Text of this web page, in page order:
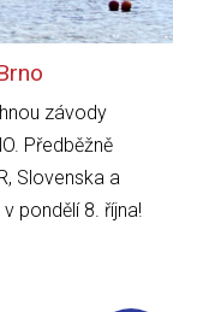
závody
Předběžně
Slovenska a
pondělí 8. října!